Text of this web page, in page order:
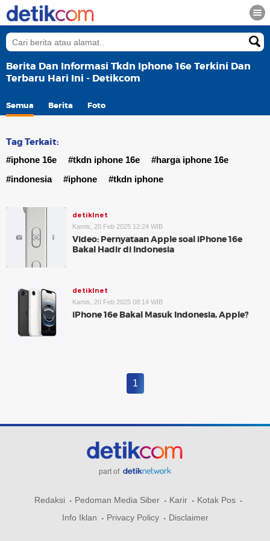
Berita Dan Informasi Tkdn Iphone 16e Terkini Dan
Terbaru Hari Ini - Detikcom
Semua Berita Foto
Tag Terkait:
#iphone 16e #tkdn iphone 16e
#harga iphone 16e
#indonesia
#iphone #tkdn iphone
detikInet
Kamis, 20 Feb 2025 12:24 WIB
Video: Pernyataan Apple soal iPhone 16e
Bakal Hadir di Indonesia
detikInet
Kamis, 20 Feb 2025 08:14 WIB
iPhone 16e Bakal Masuk Indonesia, Apple?
1
part of
Redaksi Pedoman Media Siber Karir
Kotak Pos
Info Iklan
Privacy Policy Disclaimer